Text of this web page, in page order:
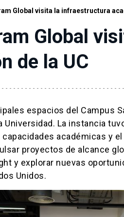
Global visita la infraestructura
Global
de la UC
espacios del Campus
Universidad. La instancia
académicas y
proyectos de alcance
y explorar nuevas
Unidos.